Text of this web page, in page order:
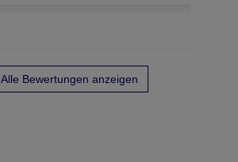
Alle Bewertungen anzeigen